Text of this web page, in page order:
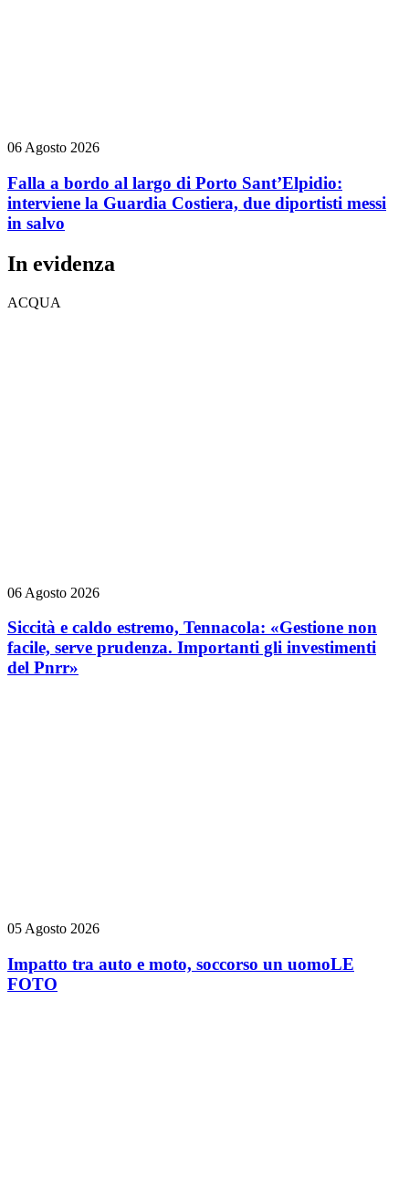
06 Agosto 2026
Falla a bordo al largo di Porto Sant’Elpidio:
interviene la Guardia Costiera, due diportisti messi
in salvo
In evidenza
ACQUA
06 Agosto 2026
Siccità e caldo estremo, Tennacola: «Gestione non
facile, serve prudenza. Importanti gli investimenti
del Pnrr»
05 Agosto 2026
Impatto tra auto e moto, soccorso un uomoLE
FOTO